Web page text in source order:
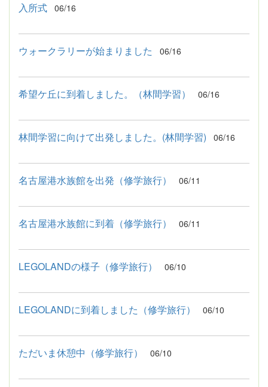
入所式 06/16
ウォークラリーが始まりました 06/16
希望ケ丘に到着しました。（林間学習） 06/16
林間学習に向けて出発しました。(林間学習) 06/16
名古屋港水族館を出発（修学旅行） 06/11
名古屋港水族館に到着（修学旅行） 06/11
LEGOLANDの様子（修学旅行） 06/10
LEGOLANDに到着しました（修学旅行） 06/10
ただいま休憩中（修学旅行） 06/10